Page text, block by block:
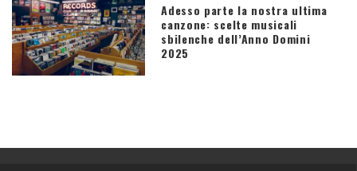
Adesso parte la nostra ultima
canzone: scelte musicali
sbilenche dell’Anno Domini
2025